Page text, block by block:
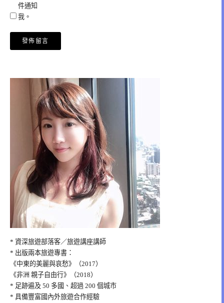
件通知
我。
* 資深旅遊部落客／旅遊講座講師
* 出版兩本旅遊專書：
《中東的美麗與哀愁》（2017）
《非洲 親子自由行》（2018）
* 足跡遍及 50 多國、超過 200 個城市
* 具備豐富國內外旅遊合作經驗